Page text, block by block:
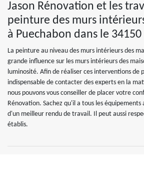
Jason Rénovation et les
peinture des murs
à Puechabon dans le 34150
La peinture au niveau des murs intérieurs des
grande influence sur les murs intérieurs des
luminosité. Afin de réaliser ces interventions de
indispensable de contacter des experts en la
nous pouvons vous conseiller de placer votre
Rénovation. Sachez qu'il a tous les
d'un meilleur rendu de travail. Il peut aussi
établis.